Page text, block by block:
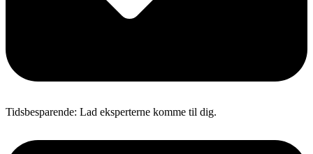
Tidsbesparende: Lad eksperterne komme til dig.